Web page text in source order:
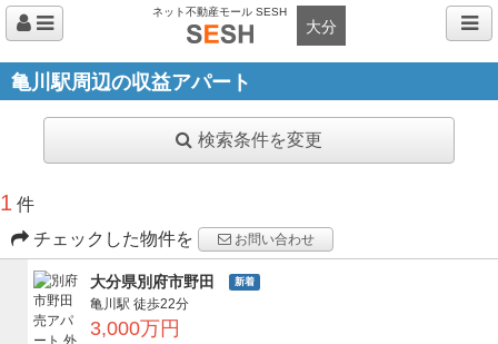
ネット不動産モール SESH
大分
亀川駅周辺の収益アパート
検索条件を変更
1 件
チェックした物件を
お問い合わせ
大分県別府市野田 新着
亀川駅 徒歩22分
3,000万円